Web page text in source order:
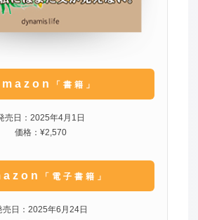
「書籍」
売日：2025年4月1日
価格：¥2,570
「電子書籍」
売日：2025年6月24日